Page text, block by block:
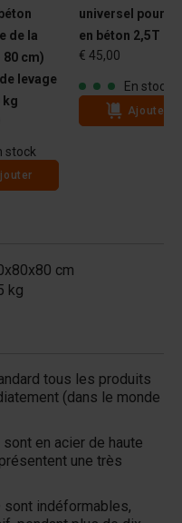
de la
80 cm)
levage
kg
stock
universel pour
en béton 2,5T
€ 45,00
En stock
Ajouter
cm
kg
tous les produits
(dans le monde
en acier de haute
une très
indéformables,